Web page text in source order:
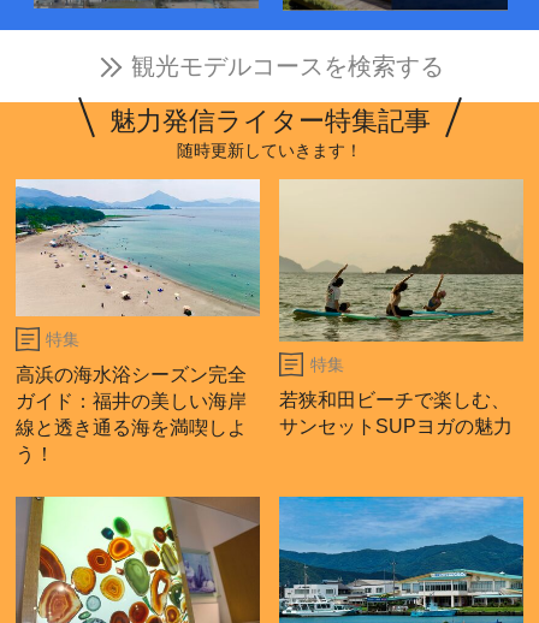
観光モデルコースを検索する
魅力発信ライター特集記事
随時更新していきます！
特集
高浜の海水浴シーズン完全
ガイド：福井の美しい海岸
線と透き通る海を満喫しよ
う！
特集
若狭和田ビーチで楽しむ、
サンセットSUPヨガの魅力